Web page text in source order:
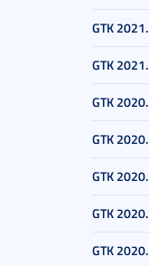
GTK
GTK
GTK
GTK
GTK
GTK
GTK